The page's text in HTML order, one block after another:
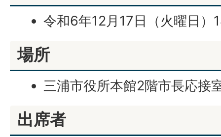
令和6年12月17日（火曜日）
場所
三浦市役所本館2階市長応接
出席者